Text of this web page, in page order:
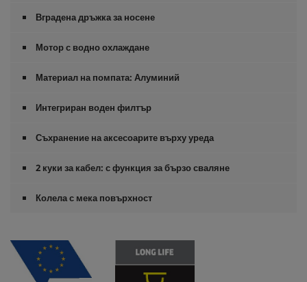
Вградена дръжка за носене
Мотор с водно охлаждане
Материал на помпата: Алуминий
Интегриран воден филтър
Съхранение на аксесоарите върху уреда
2 куки за кабел: с функция за бързо сваляне
Колела с мека повърхност